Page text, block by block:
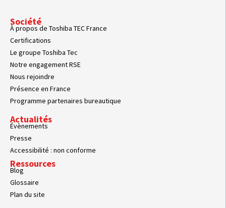
Société
À propos de Toshiba TEC France
Certifications
Le groupe Toshiba Tec
Notre engagement RSE
Nous rejoindre
Présence en France
Programme partenaires bureautique
Actualités
Évènements
Presse
Accessibilité : non conforme
Ressources
Blog
Glossaire
Plan du site